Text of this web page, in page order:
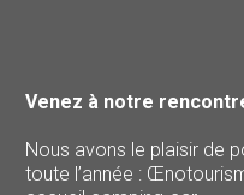
Venez à notre
Nous avons le plaisir de
toute l’année :